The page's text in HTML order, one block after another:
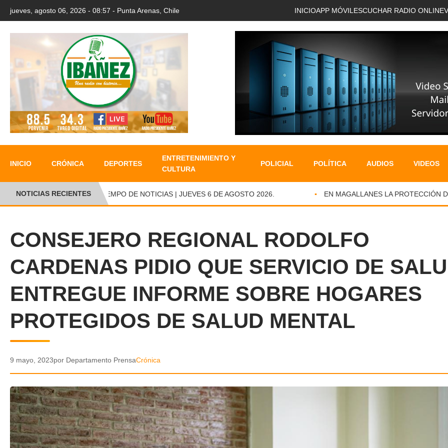
jueves, agosto 06, 2026 - 08:57 - Punta Arenas, Chile INICIOAPP MÓVIL ESCUCHAR RADIO ONLINE
INICIO CRÓNICA DEPORTES
ENTRETENIMIENTO Y
CULTURA
POLICIAL POLÍTICA AUDIOS VIDEOS
NOTICIAS RECIENTESTIEMPO DE NOTICIAS | JUEVES 6 DE AGOSTO 2026. EN MAGALLANES LA PROTECCIÓN DE
CONSEJERO REGIONAL RODOLFO
CARDENAS PIDIO QUE SERVICIO DE
ENTREGUE INFORME SOBRE HOGARES
PROTEGIDOS DE SALUD MENTAL
9 mayo, 2023por Departamento PrensaCrónica